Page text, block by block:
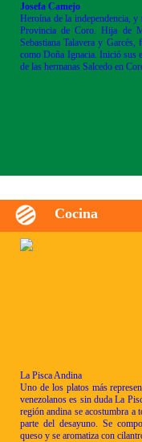
Josefa Camejo
Heroína de la independencia, y
Provincia de Coro. Hija de
Sebastiana Talavera y Garcés,
como Doña Ignacia. Inició sus
de las hermanas Salcedo en
Cocina
La Pisca Andina
Uno de los platos más
venezolanos es sin duda La
región andina se acostumbra a
parte del desayuno. Se
queso y se aromatiza con